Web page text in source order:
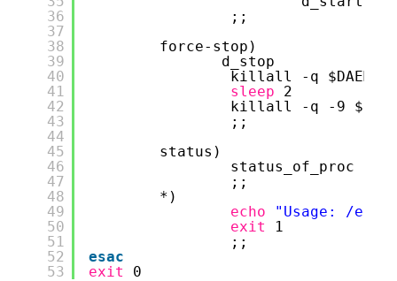
36
37
38
39
40
41
42
43
44
45
46
47
48
49
50
51
52
53
;;
force-stop)
d_stop
killall -q
sleep
2
killall -q -9
;;
status)
status_of_proc
;;
*)
echo
"Usage: /etc/
exit
1
;;
esac
exit
0